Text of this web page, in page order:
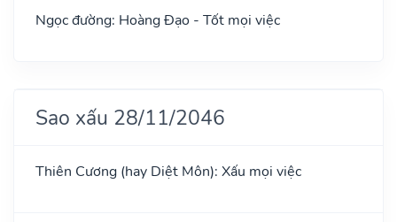
Ngọc đường: Hoàng Đạo - Tốt mọi việc
Sao xấu 28/11/2046
Thiên Cương (hay Diệt Môn): Xấu mọi việc